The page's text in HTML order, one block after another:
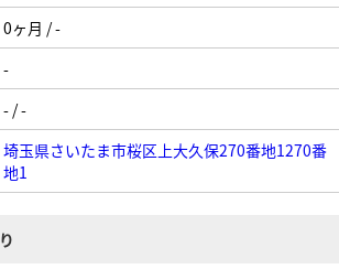
0ヶ月 / -
-
- / -
埼玉県さいたま市桜区上大久保270番地1270番
地1